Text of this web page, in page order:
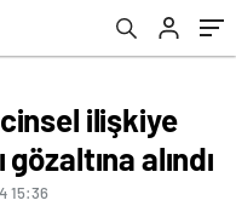
ilişkiye
alındı
15:36